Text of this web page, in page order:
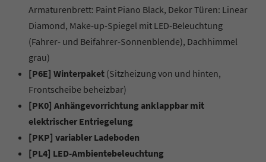
Armaturenbrett: Paint Piano Black, Dekor Türen: Linear
Diamond, Make-up-Spiegel mit LED-Beleuchtung
(Fahrer- und Beifahrer-Sonnenblende), Dachhimmel
grau)
[P6E] Winterpaket (Sitzheizung von und hinten,
Frontscheibe beheizbar)
[PK0] Anhängevorrichtung anklappbar mit
elektrischer Entriegelung
[PKP] variabler Ladeboden
[PL4] LED-Ambientebeleuchtung